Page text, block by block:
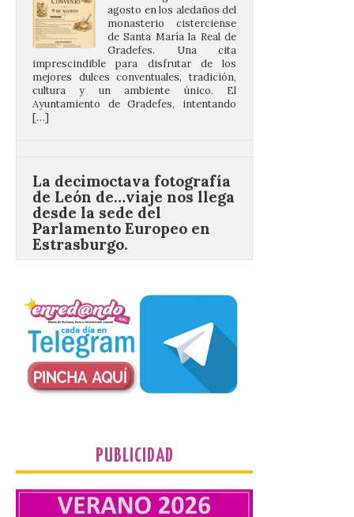
Gradefes. Una cita
imprescindible para disfrutar de los
mejores dulces conventuales, tradición,
cultura y un ambiente único. El
Ayuntamiento de Gradefes, intentando
[…]
Parlamento Europeo en
Estrasburgo.
7 Ago 2026
organizado por la sección
juvenil de la Asociación
Enróllate, la Asociación
Conceyu País Llionés y el Diario de
Turismo, Ocio e Información para
jóvenes “Enredando.info”. . La
decimoctava fotografía de León de…viaje
nos […]
UPL insta a la Junta a
actuar para salvar el
castillo del Asmesnal, un
BIC en estado de ruina
PUBLICIDAD